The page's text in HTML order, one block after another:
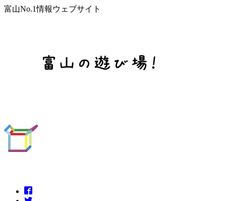
富山No.1情報ウェブサイト